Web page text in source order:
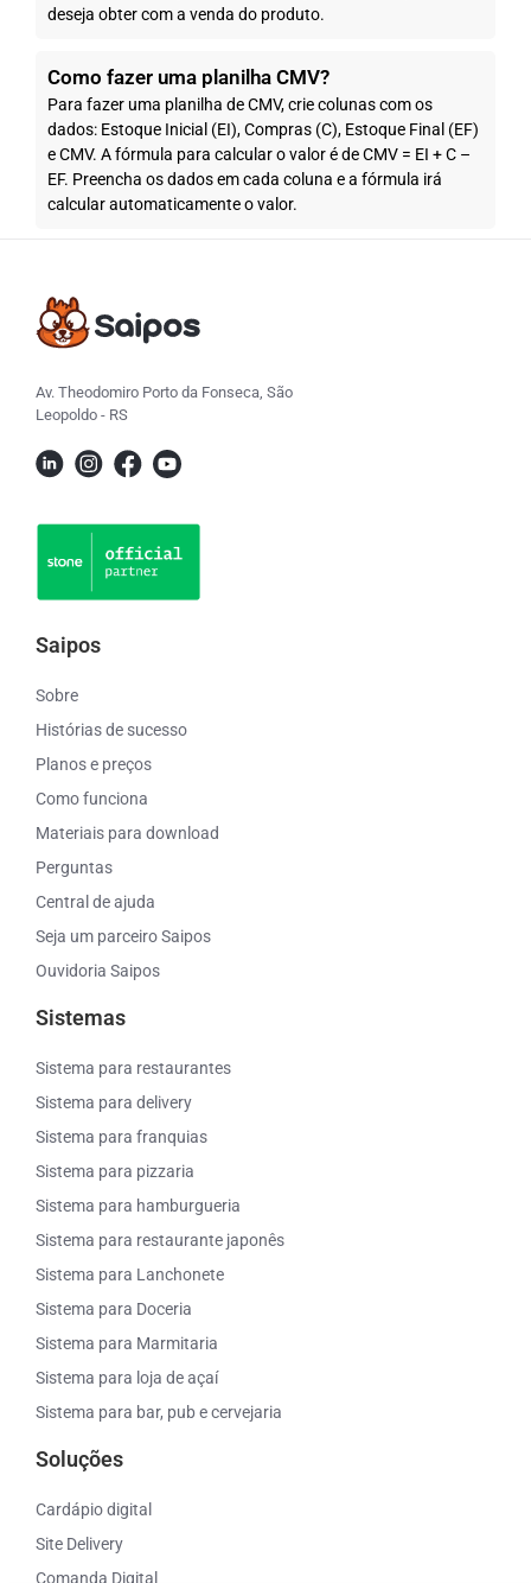
deseja obter com a venda do produto.
Como fazer uma planilha CMV?
Para fazer uma planilha de CMV, crie colunas com os
dados: Estoque Inicial (EI), Compras (C), Estoque Final (EF)
e CMV. A fórmula para calcular o valor é de CMV = EI + C –
EF. Preencha os dados em cada coluna e a fórmula irá
calcular automaticamente o valor.
Av. Theodomiro Porto da Fonseca, São
Leopoldo - RS
Saipos
Sobre
Histórias de sucesso
Planos e preços
Como funciona
Materiais para download
Perguntas
Central de ajuda
Seja um parceiro Saipos
Ouvidoria Saipos
Sistemas
Sistema para restaurantes
Sistema para delivery
Sistema para franquias
Sistema para pizzaria
Sistema para hamburgueria
Sistema para restaurante japonês
Sistema para Lanchonete
Sistema para Doceria
Sistema para Marmitaria
Sistema para loja de açaí
Sistema para bar, pub e cervejaria
Soluções
Cardápio digital
Site Delivery
Comanda Digital